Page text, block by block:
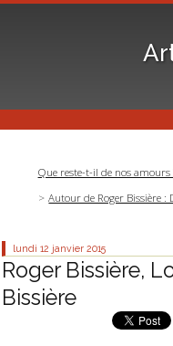
Que reste-t-il de nos amours
Autour de Roger Bissière
lundi 12 janvier 2015
Roger Bissière,
Bissière